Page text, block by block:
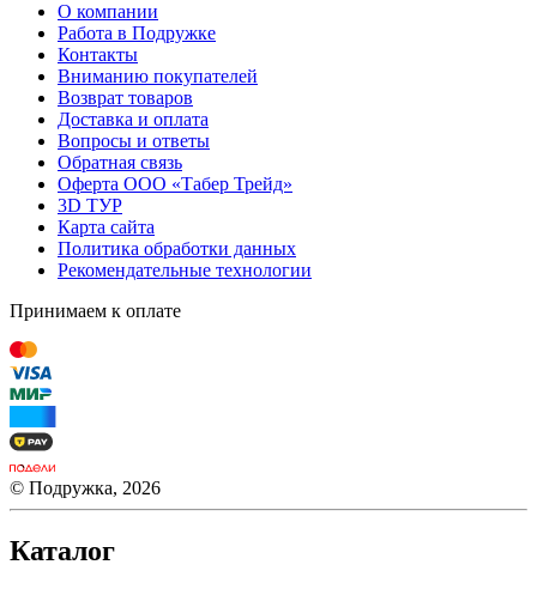
О компании
Работа в Подружке
Контакты
Вниманию покупателей
Возврат товаров
Доставка и оплата
Вопросы и ответы
Обратная связь
Оферта ООО «Табер Трейд»
3D ТУР
Карта сайта
Политика обработки данных
Рекомендательные технологии
Принимаем к оплате
© Подружка, 2026
Каталог